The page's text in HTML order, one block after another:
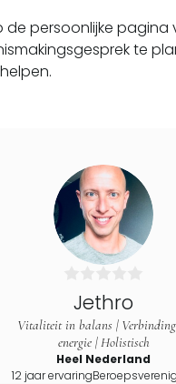
de persoonlijke
te
Jethro
Vitaliteit in balans |
energie | Holistisch
Heel Nederland
12 jaar ervaring